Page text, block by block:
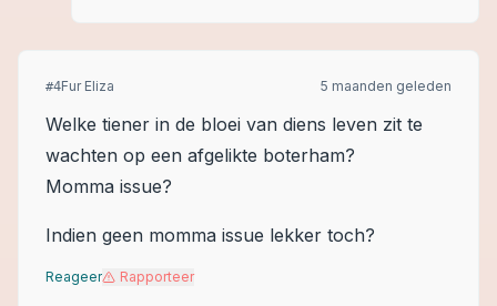
#4Fur Eliza 5 maanden geleden
Welke tiener in de bloei van diens leven zit te
wachten op een afgelikte boterham?
Momma issue?
Indien geen momma issue lekker toch?
Reageer Rapporteer